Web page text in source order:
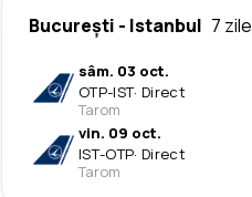
București - Istanbul 7 zile
sâm. 03 oct.
OTP-IST· Direct
Tarom
vin. 09 oct.
IST-OTP· Direct
Tarom